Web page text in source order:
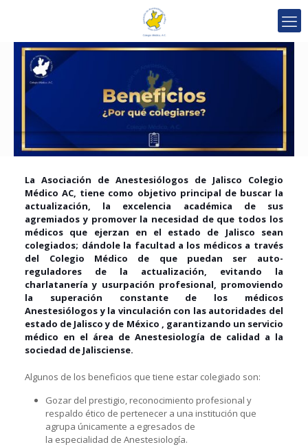
La Asociación de Anestesiólogos de Jalisco Colegio
Médico AC, tiene como objetivo principal de buscar la
actualización, la excelencia académica de sus
agremiados y promover la necesidad de que todos los
médicos que ejerzan en el estado de Jalisco sean
colegiados; dándole la facultad a los médicos a través
del Colegio Médico de que puedan ser auto-
reguladores de la actualización, evitando la
charlatanería y usurpación profesional, promoviendo
la superación constante de los médicos
Anestesiólogos y la vinculación con las autoridades del
estado de Jalisco y de México , garantizando un servicio
médico en el área de Anestesiología de calidad a la
sociedad de Jalisciense.
Algunos de los beneficios que tiene estar colegiado son:
Gozar del prestigio, reconocimiento profesional y
respaldo ético de pertenecer a una institución que
agrupa únicamente a egresados de
la especialidad de Anestesiología.